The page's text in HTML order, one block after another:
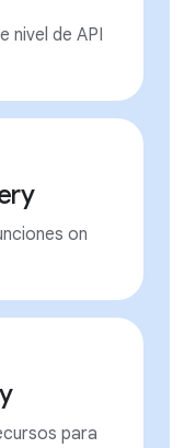
nivel de API
on
para